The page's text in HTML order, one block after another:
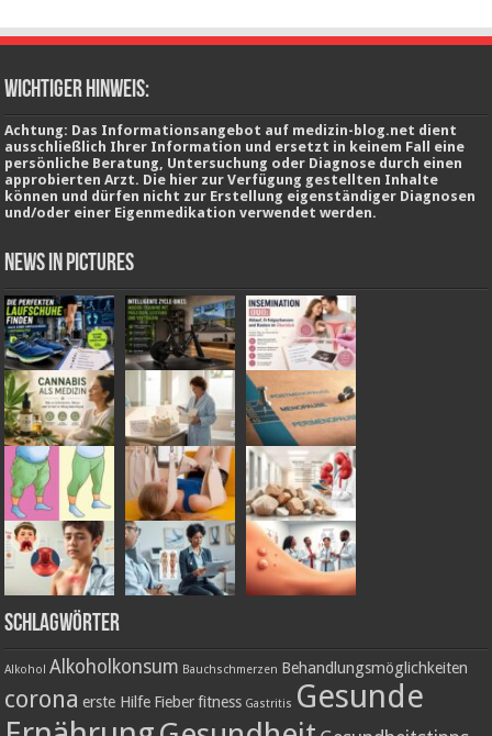
wichtiger Hinweis:
Achtung: Das Informationsangebot auf medizin-blog.net dient
ausschließlich Ihrer Information und ersetzt in keinem Fall eine
persönliche Beratung, Untersuchung oder Diagnose durch einen
approbierten Arzt. Die hier zur Verfügung gestellten Inhalte
können und dürfen nicht zur Erstellung eigenständiger Diagnosen
und/oder einer Eigenmedikation verwendet werden.
News in Pictures
Schlagwörter
Alkohol Alkoholkonsum Bauchschmerzen Behandlungsmöglichkeiten
corona erste Hilfe Fieber fitness Gastritis Gesunde